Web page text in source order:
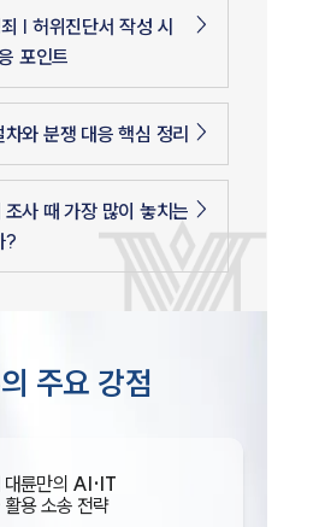
| 허위진단서 작성 시
포인트
와 분쟁 대응 핵심 정리
사 때 가장 많이 놓치는
?
주요 강점
륜만의 AI·IT
활용 소송 전략